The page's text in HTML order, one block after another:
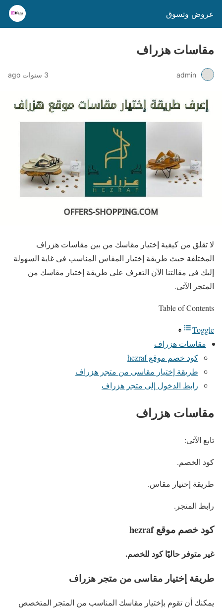
عروض وتسوق
مقاسات هزراف
admin 3 سنوات ago
لا تقلق من كيفية إختيار مقاسك من بين مقاسات هزراف
المختلفة حيث طريقة إختيار المقاس المناسب فى غاية السهولة
إليك فى مقالتنا الآن التعرف على طريقة إختيار مقاسك من
المتجر الآتى.
Table of Contents
Toggle
مقاسات هزراف
كود خصم موقع hezraf
طريقة إختيار مقاسى من متجر هزراف
رابط الدخول إلى متجر هزراف
مقاسات هزراف
تابع الآتى:
كود الخصم.
طريقة إختيار مقاس.
رابط المتجر.
كود خصم موقع hezraf
غير متوفر حاليًا كود للخصم.
طريقة إختيار مقاسى من متجر هزراف
يمكنك أن تقوم بإختيار مقاسك المناسب من المتجر المتخصص